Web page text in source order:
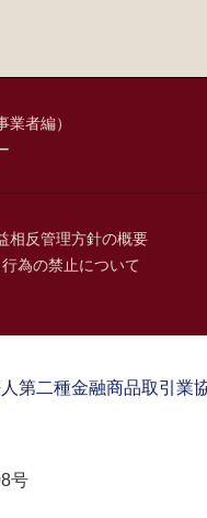
者編）
相反管理方針の概要
為の禁止について
第二種金融商品取引業
号